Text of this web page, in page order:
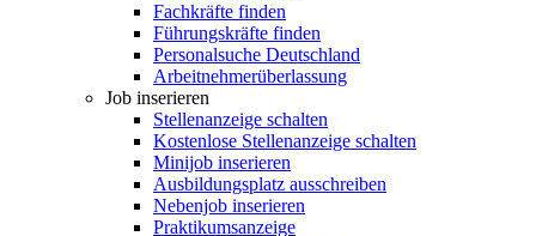
Fachkräfte finden
Führungskräfte finden
Personalsuche Deutschland
Arbeitnehmerüberlassung
Job inserieren
Stellenanzeige schalten
Kostenlose Stellenanzeige schalten
Minijob inserieren
Ausbildungsplatz ausschreiben
Nebenjob inserieren
Praktikumsanzeige